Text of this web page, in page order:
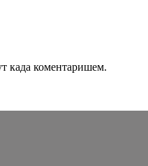
када коментаришем.